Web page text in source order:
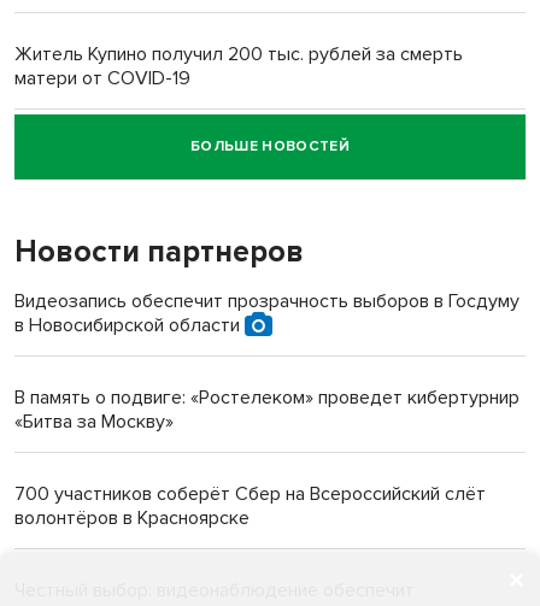
Житель Купино получил 200 тыс. рублей за смерть
матери от COVID-19
Новосибирский суд наказал водителя за смерть
пенсионерки на вокзале
«Мы живём на пастбище!»: в новосибирском селе лошади
терроризируют жителей
Инвалид получил условный срок за избиение врачей
Новосибирский преподаватель с женой вошли в топ-16
Обновлённое отделение ВТБ открылось в Искитиме
БОЛЬШЕ НОВОСТЕЙ
Новости партнеров
Видеозапись обеспечит прозрачность выборов в Госдуму
в Новосибирской области
В память о подвиге: «Ростелеком» проведет кибертурнир
«Битва за Москву»
700 участников соберёт Сбер на Всероссийский слёт
волонтёров в Красноярске